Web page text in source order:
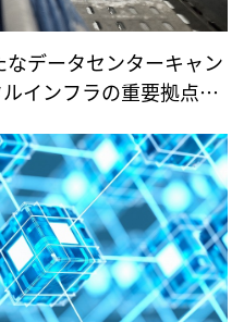
データセンターキャン
インフラの重要拠点と